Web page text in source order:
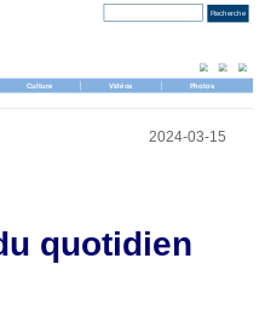
Culture Vidéos Photos
2024-03-15
quotidien